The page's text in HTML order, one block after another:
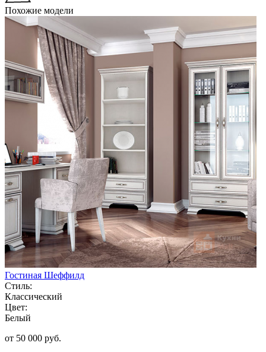
Похожие модели
Гостиная Шеффилд
Стиль:
Классический
Цвет:
Белый
от 50 000 руб.